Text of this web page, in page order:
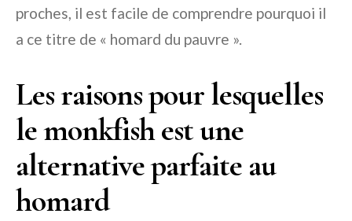
proches, il est facile de comprendre pourquoi il
a ce titre de « homard du pauvre ».
Les raisons pour lesquelles
le monkfish est une
alternative parfaite au
homard